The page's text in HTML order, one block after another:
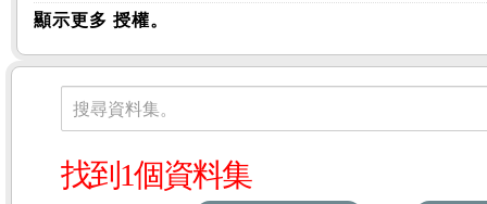
顯示更多 授權。
資料集
搜尋資料集。
找到1個資料集